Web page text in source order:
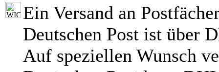
Ein Versand an
Deutschen Post ist über
Auf speziellen Wunsch